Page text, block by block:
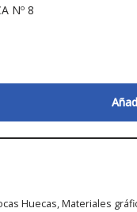
Nº 8
Huecas,Materiales